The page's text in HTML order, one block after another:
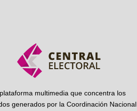
multimedia que concentra los
generados por la Coordinación Nacional